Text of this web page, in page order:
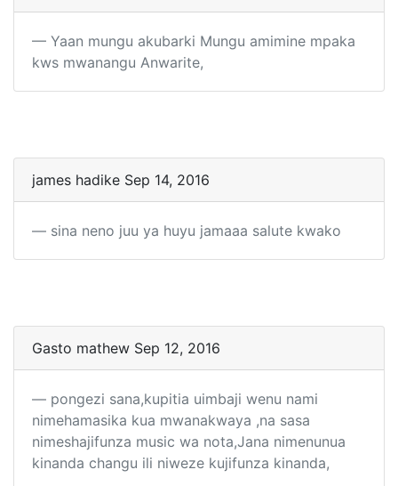
Yaan mungu akubarki Mungu amimine mpaka
kws mwanangu Anwarite,
james hadike Sep 14, 2016
sina neno juu ya huyu jamaaa salute kwako
Gasto mathew Sep 12, 2016
pongezi sana,kupitia uimbaji wenu nami
nimehamasika kua mwanakwaya ,na sasa
nimeshajifunza music wa nota,Jana nimenunua
kinanda changu ili niweze kujifunza kinanda,